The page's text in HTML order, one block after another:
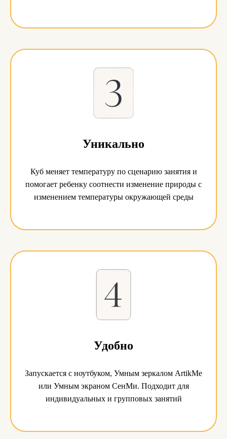
Уникально
Куб меняет температуру по сценарию занятия и
помогает ребенку соотнести изменение природы с
изменением температуры окружающей среды
Удобно
Запускается с ноутбуком, Умным зеркалом ArtikMe
или Умным экраном СенМи. Подходит для
индивидуальных и групповых занятий